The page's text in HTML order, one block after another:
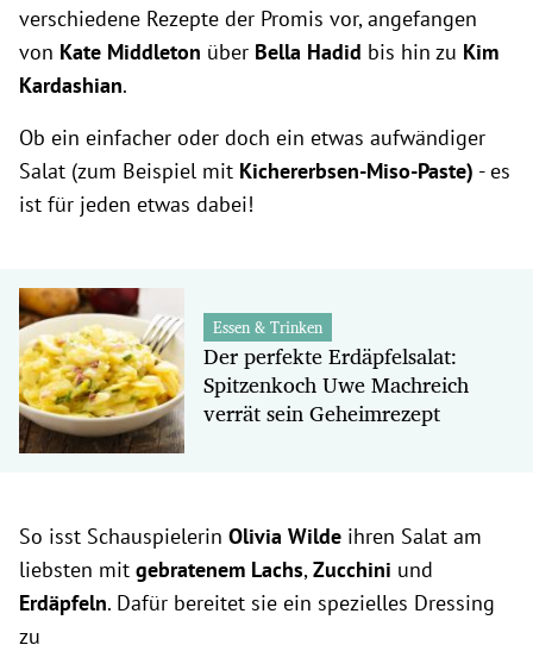
verschiedene Rezepte der Promis vor, angefangen
von Kate Middleton über Bella Hadid bis hin zu Kim
Kardashian.
Ob ein einfacher oder doch ein etwas aufwändiger
Salat (zum Beispiel mit Kichererbsen-Miso-Paste) - es
ist für jeden etwas dabei!
Essen & Trinken
Der perfekte Erdäpfelsalat:
Spitzenkoch Uwe Machreich
verrät sein Geheimrezept
So isst Schauspielerin Olivia Wilde ihren Salat am
liebsten mit gebratenem Lachs,Zucchini und
Erdäpfeln. Dafür bereitet sie ein spezielles Dressing
zu